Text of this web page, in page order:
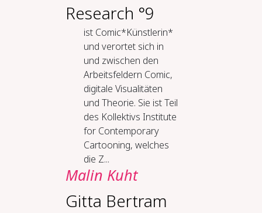
Research °9
ist Comic*Künstlerin*
und verortet sich in
und zwischen den
Arbeitsfeldern Comic,
digitale Visualitäten
und Theorie. Sie ist Teil
des Kollektivs Institute
for Contemporary
Cartooning, welches
die Z...
Malin Kuht
Gitta Bertram